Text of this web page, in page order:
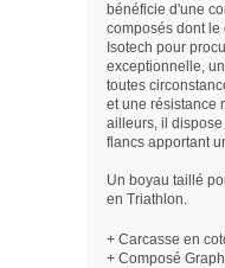
bénéficie d'une
composés dont le
Isotech pour
exceptionnelle,
toutes
et une résistance
ailleurs, il
flancs apportant
Un boyau taillé
en Triathlon.
+ Carcasse en
+ Composé